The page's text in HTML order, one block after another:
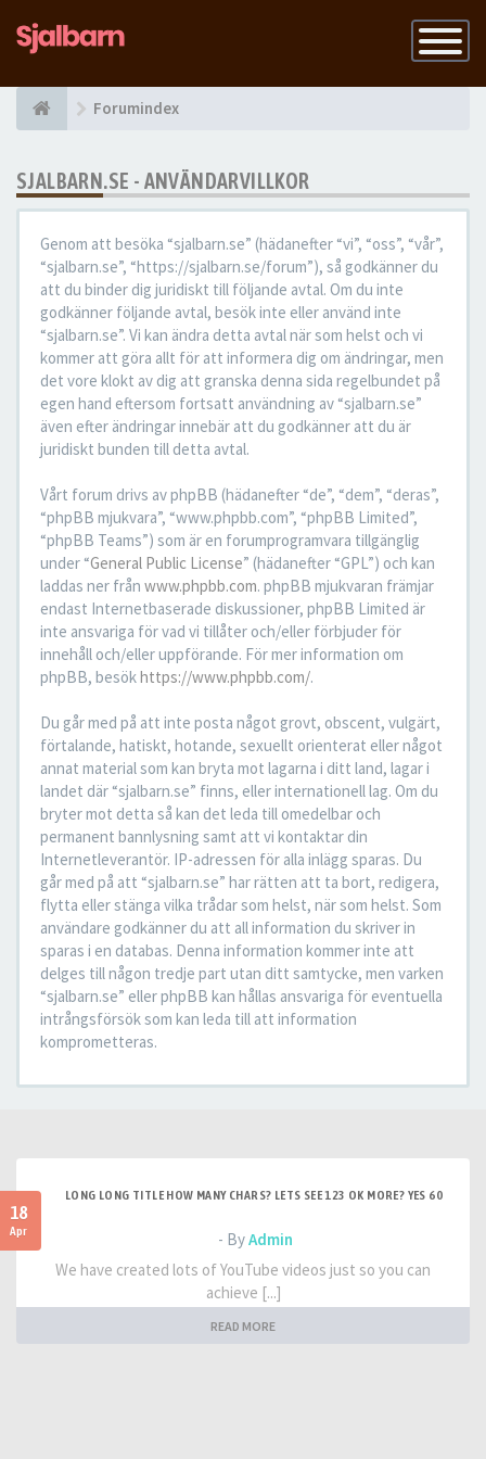
Slå
på
Forumindex
SJALBARN.SE - ANVÄNDARVILLKOR
Genom att besöka “sjalbarn.se” (hädanefter “vi”, “oss”, “vår”,
“sjalbarn.se”, “https://sjalbarn.se/forum”), så godkänner du
att du binder dig juridiskt till följande avtal. Om du inte
godkänner följande avtal, besök inte eller använd inte
“sjalbarn.se”. Vi kan ändra detta avtal när som helst och vi
kommer att göra allt för att informera dig om ändringar, men
det vore klokt av dig att granska denna sida regelbundet på
egen hand eftersom fortsatt användning av “sjalbarn.se”
även efter ändringar innebär att du godkänner att du är
juridiskt bunden till detta avtal.
Vårt forum drivs av phpBB (hädanefter “de”, “dem”, “deras”,
“phpBB mjukvara”, “www.phpbb.com”, “phpBB Limited”,
“phpBB Teams”) som är en forumprogramvara tillgänglig
under “General Public License” (hädanefter “GPL”) och kan
laddas ner från www.phpbb.com. phpBB mjukvaran främjar
endast Internetbaserade diskussioner, phpBB Limited är
inte ansvariga för vad vi tillåter och/eller förbjuder för
innehåll och/eller uppförande. För mer information om
phpBB, besökhttps://www.phpbb.com/.
Du går med på att inte posta något grovt, obscent, vulgärt,
förtalande, hatiskt, hotande, sexuellt orienterat eller något
annat material som kan bryta mot lagarna i ditt land, lagar i
landet där “sjalbarn.se” finns, eller internationell lag. Om du
bryter mot detta så kan det leda till omedelbar och
permanent bannlysning samt att vi kontaktar din
Internetleverantör. IP-adressen för alla inlägg sparas. Du
går med på att “sjalbarn.se” har rätten att ta bort, redigera,
flytta eller stänga vilka trådar som helst, när som helst. Som
användare godkänner du att all information du skriver in
sparas i en databas. Denna information kommer inte att
delges till någon tredje part utan ditt samtycke, men varken
“sjalbarn.se” eller phpBB kan hållas ansvariga för eventuella
intrångsförsök som kan leda till att information
komprometteras.
18
Apr
LONG LONG TITLE HOW MANY CHARS? LETS SEE 123 OK MORE? YES 60
- ByAdmin
We have created lots of YouTube videos just so you can
achieve [...]
READ MORE